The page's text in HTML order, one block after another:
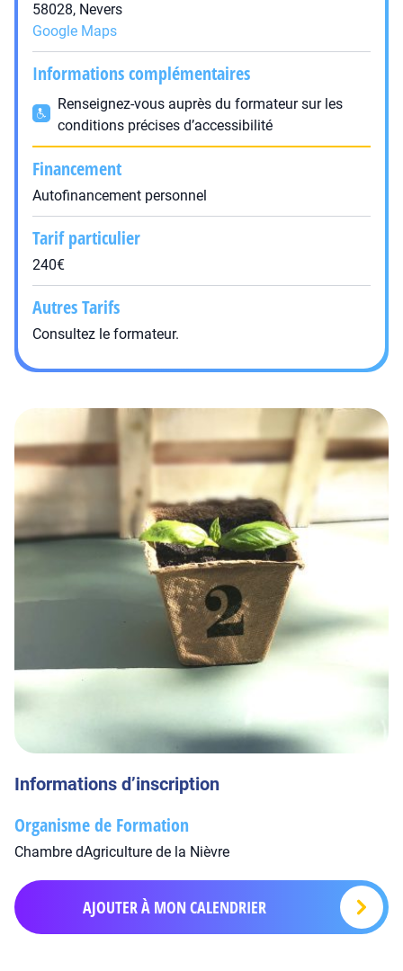
58028, Nevers
Google Maps
Informations complémentaires
Renseignez-vous auprès du formateur sur les
conditions précises d’accessibilité
Financement
Autofinancement personnel
Tarif particulier
240€
Autres Tarifs
Consultez le formateur.
Informations d’inscription
Organisme de Formation
Chambre dAgriculture de la Nièvre
AJOUTER À MON CALENDRIER